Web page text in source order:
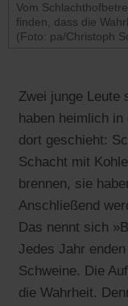
Vom
finden, dass die
(Foto: pa/Christoph
Zwei junge Leute
haben heimlich
dort geschieht:
Schacht mit
brennen, sie
Anschließend
Das nennt sich
Jedes Jahr
Schweine. Die
die Wahrheit.